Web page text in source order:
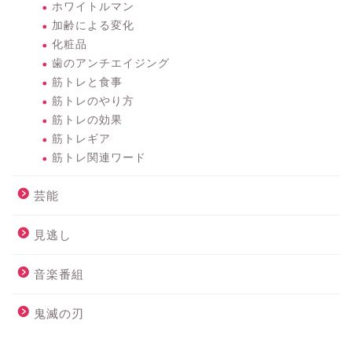
ホワイトルマン
加齢による変化
化粧品
歯のアンチエイジング
筋トレと食事
筋トレのやり方
筋トレの効果
筋トレギア
筋トレ関連ワード
芸能
見逃し
音楽番組
鬼滅の刃